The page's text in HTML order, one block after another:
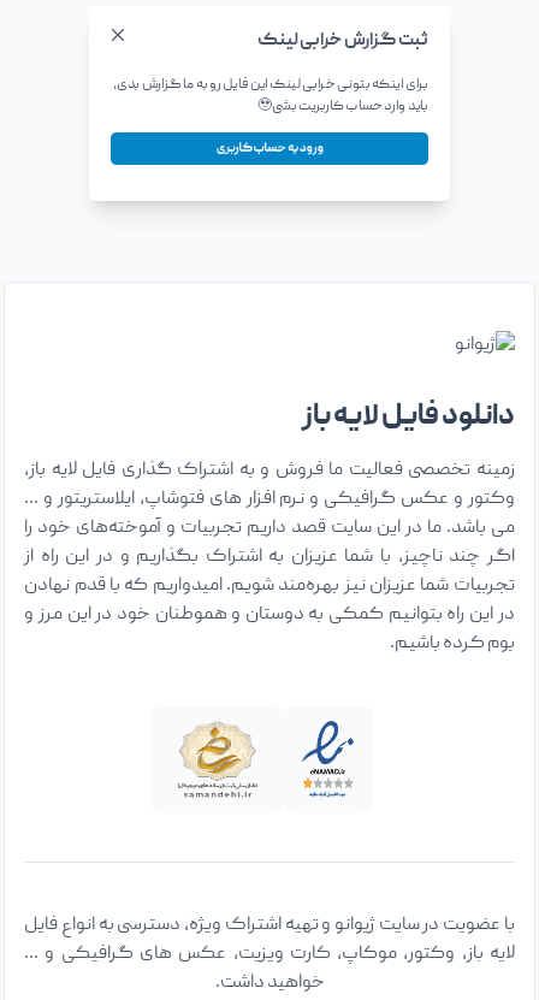
ثبت گزارش خرابی لینک
برای اینکه بتونی خرابی لینک این فایل رو به ما گزارش بدی،
باید وارد حساب کاربریت بشی🥹
ورود به حساب کاربری
دانلود فایل لایه باز
زمینه تخصصی فعالیت ما فروش و به اشتراک گذاری فایل لایه باز،
وکتور و عکس گرافیکی و نرم افزار های فتوشاپ، ایلاستریتور و …
می باشد. ما در این سایت قصد داریم تجربیات و آموخته‌های خود را
اگر چند ناچیز، با شما عزیزان به اشتراک بگذاریم و در این راه از
تجربیات شما عزیزان نیز بهره‌مند شویم. امیدواریم که با قدم نهادن
در این راه بتوانیم کمکی به دوستان و هموطنان خود در این مرز و
بوم کرده باشیم.
با عضویت در سایت ژیوانو و تهیه اشتراک ویژه، دسترسی به انواع فایل
لایه باز، وکتور، موکاپ، کارت ویزیت، عکس های گرافیکی و ...
خواهید داشت.